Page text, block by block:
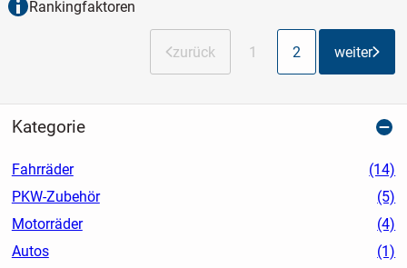
Rankingfaktoren
zurück 1 2 weiter
Kategorie
Fahrräder
(14)
PKW-Zubehör
(5)
Motorräder
(4)
Autos
(1)